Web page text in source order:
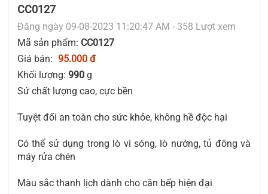
CC0127
Đăng ngày 09-08-2023 11:20:47 AM - 358 Lượt xem
Mã sản phẩm: CC0127
Giá bán: 95.000 đ
Khối lượng: 990 g
Sứ chất lượng cao, cực bền
Tuyệt đối an toàn cho sức khỏe, không hề độc hại
Có thể sử dụng trong lò vi sóng, lò nướng, tủ đông và
máy rửa chén
Màu sắc thanh lịch dành cho căn bếp hiện đại